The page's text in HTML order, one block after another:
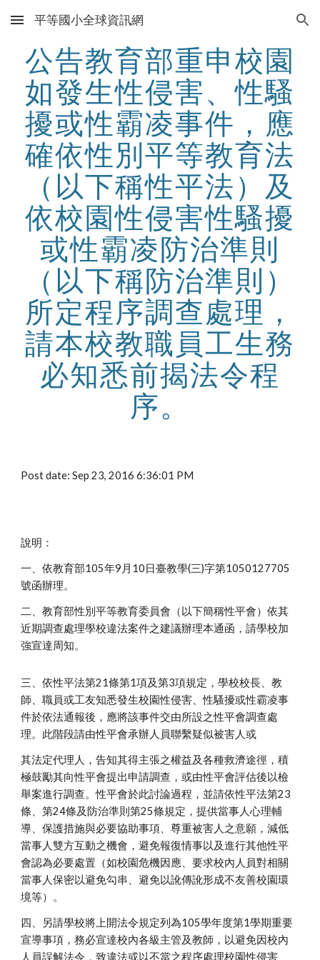
Skip to main content Skip to navigation
平等國小全球資訊網
公告教育部重申校園
如發生性侵害、性騷
擾或性霸凌事件，應
確依性別平等教育法
（以下稱性平法）及
依校園性侵害性騷擾
或性霸凌防治準則
（以下稱防治準則）
所定程序調查處理，
請本校教職員工生務
必知悉前揭法令程
序。
Post date: Sep 23, 2016 6:36:01 PM
說明：
一、依教育部105年9月10日臺教學(三)字第1050127705
號函辦理。
二、教育部性別平等教育委員會（以下簡稱性平會）依其
近期調查處理學校違法案件之建議辦理本通函，請學校加
強宣達周知。
三、依性平法第21條第1項及第3項規定，學校校長、教
師、職員或工友知悉發生校園性侵害、性騷擾或性霸凌事
件於依法通報後，應將該事件交由所設之性平會調查處
理。此階段請由性平會承辦人員聯繫疑似被害人或
其法定代理人，告知其得主張之權益及各種救濟途徑，積
極鼓勵其向性平會提出申請調查，或由性平會評估後以檢
舉案進行調查。性平會於此討論過程，並請依性平法第23
條、第24條及防治準則第25條規定，提供當事人心理輔
導、保護措施與必要協助事項、尊重被害人之意願，減低
當事人雙方互動之機會，避免報復情事以及進行其他性平
會認為必要處置（如校園危機因應、要求校內人員對相關
當事人保密以避免勾串、避免以訛傳訛形成不友善校園環
境等）。
四、另請學校將上開法令規定列為105學年度第1學期重要
宣導事項，務必宣達校內各級主管及教師，以避免因校內
人員誤解法令，致違法或以不當之程序處理校園性侵害、